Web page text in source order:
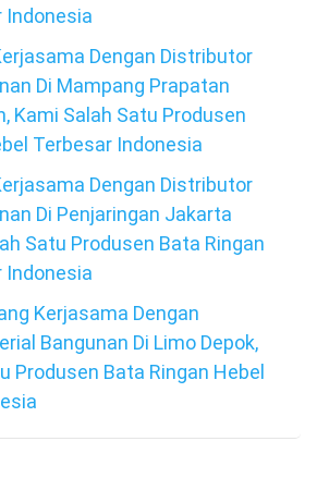
Indonesia
Dengan Distributor
Di Mampang Prapatan
Kami Salah Satu Produsen
Terbesar Indonesia
Dengan Distributor
Di Penjaringan Jakarta
Satu Produsen Bata Ringan
Indonesia
Kerjasama Dengan
Bangunan Di Limo Depok,
Produsen Bata Ringan Hebel